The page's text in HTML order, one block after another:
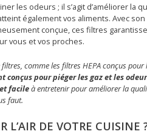
les odeurs ; il s’agit d’améliorer la
également vos aliments. Avec
conçue, ces filtres
vous et vos proches.
comme les filtres HEPA conçus
conçus pour piéger les gaz et les
facileà entretenir pour améliorer la
faut.
L’AIR DE VOTRE CUISINE